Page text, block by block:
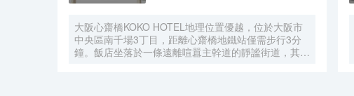
大阪心齋橋KOKO HOTEL地理位置優越，位於大阪市
中央區南千場3丁目，距離心齋橋地鐵站僅需步行3分
鐘。飯店坐落於一條遠離喧囂主幹道的靜謐街道，其宏